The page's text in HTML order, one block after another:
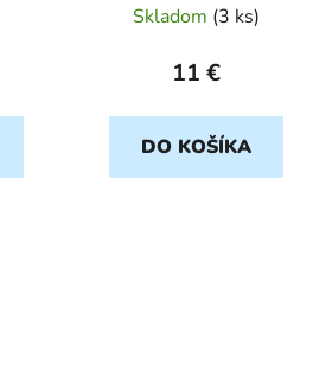
Skladom (3 ks)
11 €
DO KOŠÍKA